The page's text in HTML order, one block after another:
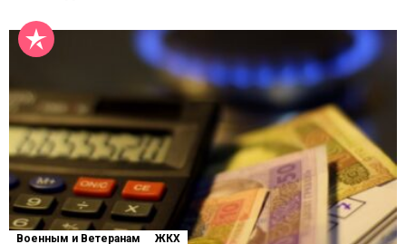
Военным и Ветеранам ЖКХ